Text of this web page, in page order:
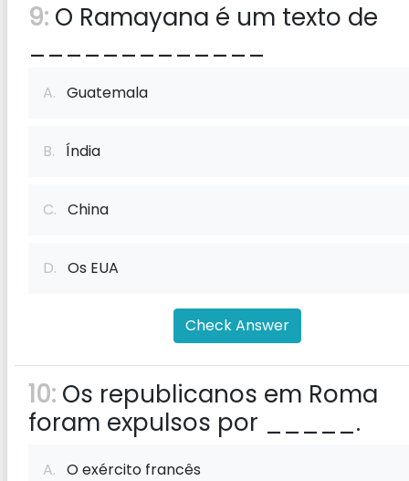
9: O Ramayana é um texto de
_____________
A. Guatemala
B. Índia
C. China
D. Os EUA
Check Answer
10: Os republicanos em Roma
foram expulsos por _____.
A. O exército francês